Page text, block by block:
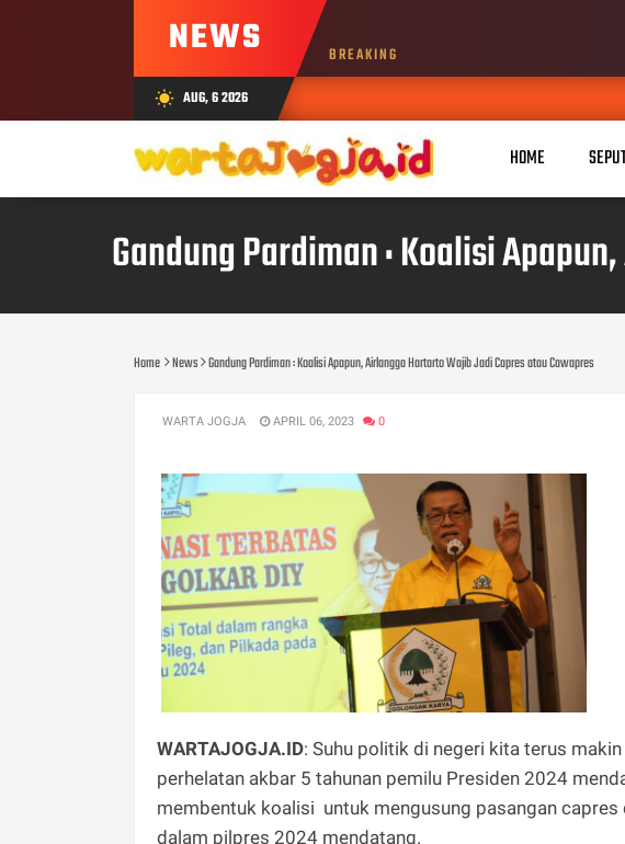
NEWS BREAKING
wb_sunny AUG, 6 2026
HOME
Gandung Pardiman : Koalisi
Home News Gandung Pardiman : Koalisi Apapun, Airlangga Hartarto Wajib Jadi Capres atau Cawapres
WARTA JOGJA APRIL 06, 2023 0
WARTAJOGJA.ID: Suhu politik di negeri kita terus
perhelatan akbar 5 tahunan pemilu Presiden 2024
membentuk koalisi untuk mengusung pasangan
dalam pilpres 2024 mendatang.